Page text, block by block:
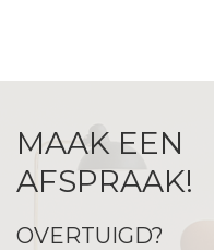
MAAK EEN
AFSPRAAK!
OVERTUIGD?